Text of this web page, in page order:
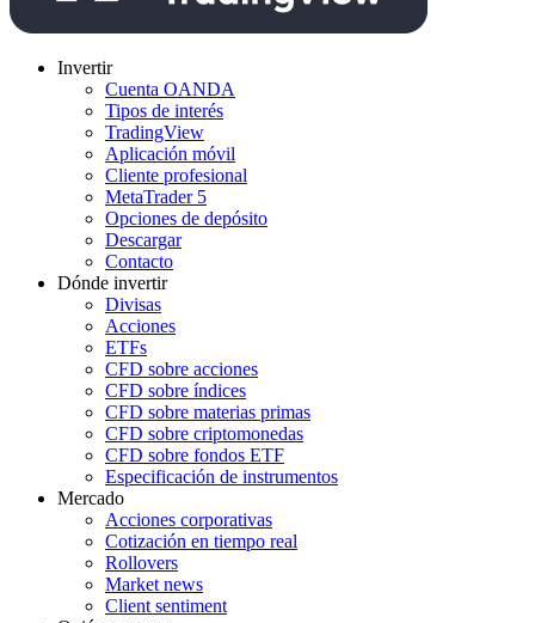
Invertir
Cuenta OANDA
Tipos de interés
TradingView
Aplicación móvil
Cliente profesional
MetaTrader 5
Opciones de depósito
Descargar
Contacto
Dónde invertir
Divisas
Acciones
ETFs
CFD sobre acciones
CFD sobre índices
CFD sobre materias primas
CFD sobre criptomonedas
CFD sobre fondos ETF
Especificación de instrumentos
Mercado
Acciones corporativas
Cotización en tiempo real
Rollovers
Market news
Client sentiment